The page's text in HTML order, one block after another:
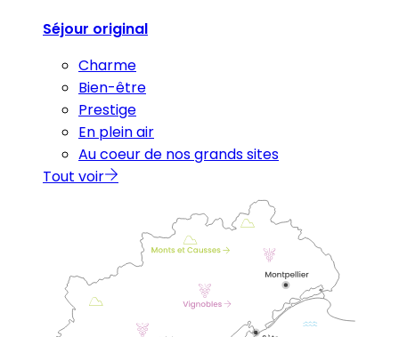
Séjour original
Charme
Bien-être
Prestige
En plein air
Au coeur de nos grands sites
Tout voir